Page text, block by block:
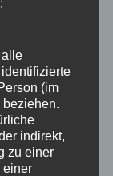
(im
beziehen.
indirekt,
zu einer
einer